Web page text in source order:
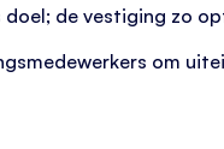
de vestiging zo
om